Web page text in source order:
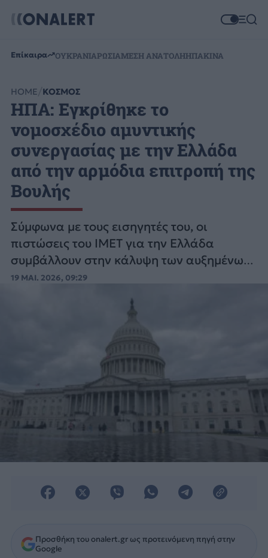
Επίκαιρα ΟΥΚΡΑΝΙΑΡΩΣΙΑΜΕΣΗ ΑΝΑΤΟΛΗΗΠΑΚΙΝΑ
HOME ΚΟΣΜΟΣ
ΗΠΑ: Εγκρίθηκε το
νομοσχέδιο αμυντικής
συνεργασίας με την Ελλάδα
από την αρμόδια επιτροπή της
Βουλής
Σύμφωνα με τους εισηγητές του, οι
πιστώσεις του IMET για την Ελλάδα
συμβάλλουν στην κάλυψη των αυξημένων
αναγκών εκπαίδευσης των ελληνικών
19 ΜΑΙ. 2026, 09:29
Προσθήκη του onalert.gr ως προτεινόμενη πηγή στην
Google